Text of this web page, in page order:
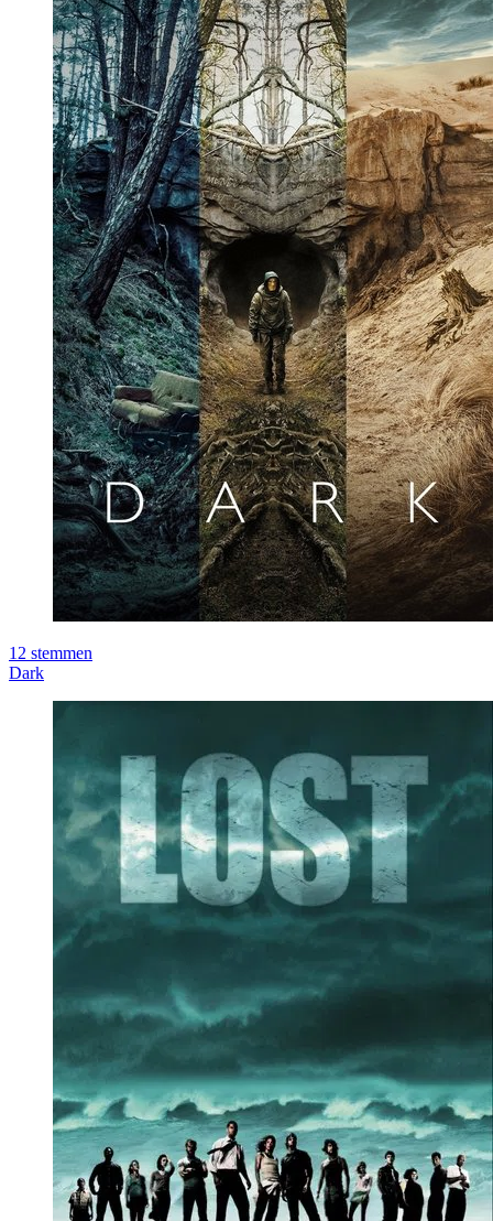
12 stemmen
Dark